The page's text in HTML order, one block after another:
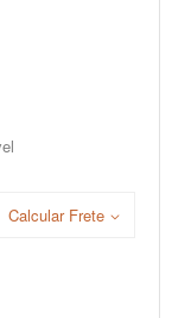
Calcular Frete